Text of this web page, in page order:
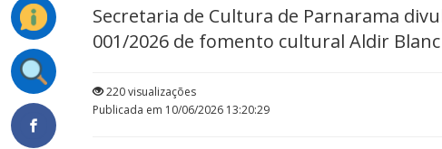
Secretaria de Cultura de Parnarama
001/2026 de fomento cultural Aldir Blanc
220 visualizações
Publicada em 10/06/2026 13:20:29